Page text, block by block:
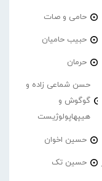
حامی و صات
حبیب حامیان
حرمان
حسن شماعی زاده و
گوگوش و
هیپهاپولوژیست
حسین اخوان
حسین تک